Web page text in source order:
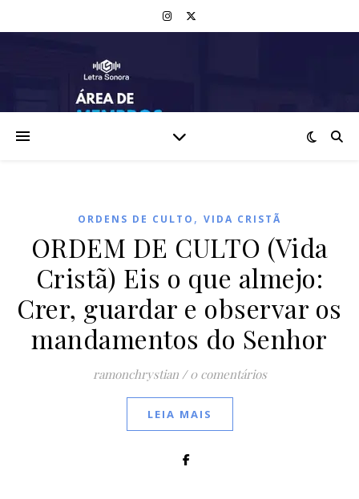
ORDENS DE CULTO , VIDA CRISTÃ
ORDEM DE CULTO (Vida
Cristã) Eis o que almejo:
Crer, guardar e observar os
mandamentos do Senhor
ramonchrystian / 0 comentários
LEIA MAIS